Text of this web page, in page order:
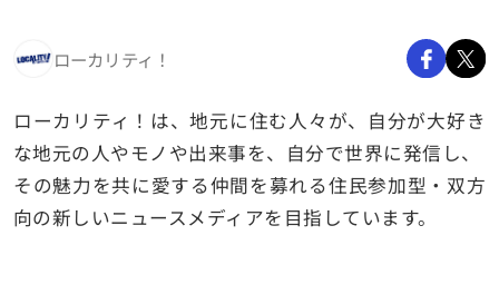
ローカリティ！
ローカリティ！は、地元に住む人々が、自分が大好き
な地元の人やモノや出来事を、自分で世界に発信し、
その魅力を共に愛する仲間を募れる住民参加型・双方
向の新しいニュースメディアを目指しています。